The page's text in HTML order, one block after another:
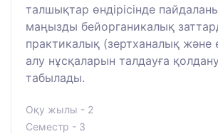
талшықтар өндірісінде
маңызды бейорганикалық
практикалық (зертханалық және
алу нұсқаларын талдауға
табылады.
Оқу жылы - 2
Семестр - 3